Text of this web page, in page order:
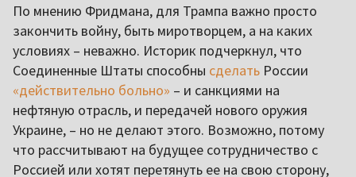
По мнению Фридмана, для Трампа важно просто
закончить войну, быть миротворцем, а на каких
условиях – неважно. Историк подчеркнул, что
Соединенные Штаты способны сделать России
«действительно больно» – и санкциями на
нефтяную отрасль, и передачей нового оружия
Украине, – но не делают этого. Возможно, потому
что рассчитывают на будущее сотрудничество с
Россией или хотят перетянуть ее на свою сторону,